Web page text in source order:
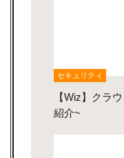
セキュリティ
【Wiz】クラ
紹介~